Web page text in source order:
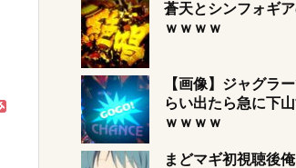
蒼天とシンフォギ
ｗｗｗｗ
【画像】ジャグラ
らい出たら急に下
ｗｗｗｗ
まどマギ初視聴後